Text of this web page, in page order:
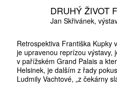
DRUHÝ ŽIVOT
Jan Skřivánek
Retrospektiva Františka Kupky
je upravenou reprízou výstavy,
v pařížském Grand Palais a
Helsinek, je dalším z řady
Ludmily Vachtové, „z čekárny